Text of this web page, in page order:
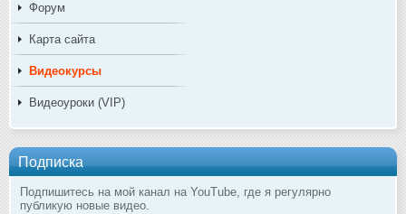
Форум
Карта сайта
Видеокурсы
Видеоуроки (VIP)
Подписка
Подпишитесь на мой канал на YouTube, где я регулярно
публикую новые видео.